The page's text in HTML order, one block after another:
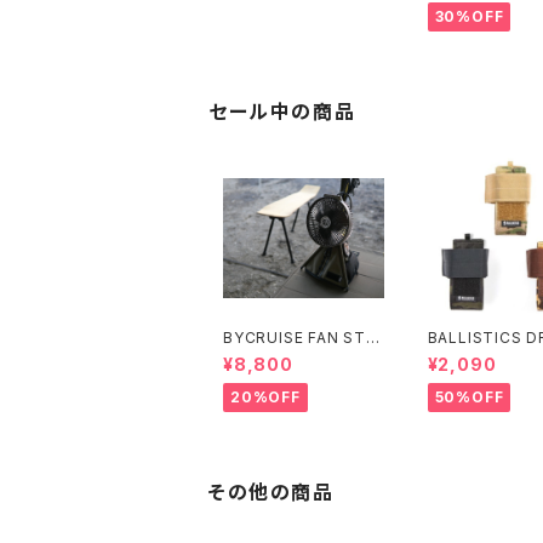
T30%OFF
セール中の商品
BYCRUISE FAN STO
RAGE
¥8,800
20%OFF
BALLISTICS
HOLDER
¥2,090
50%OFF
その他の商品